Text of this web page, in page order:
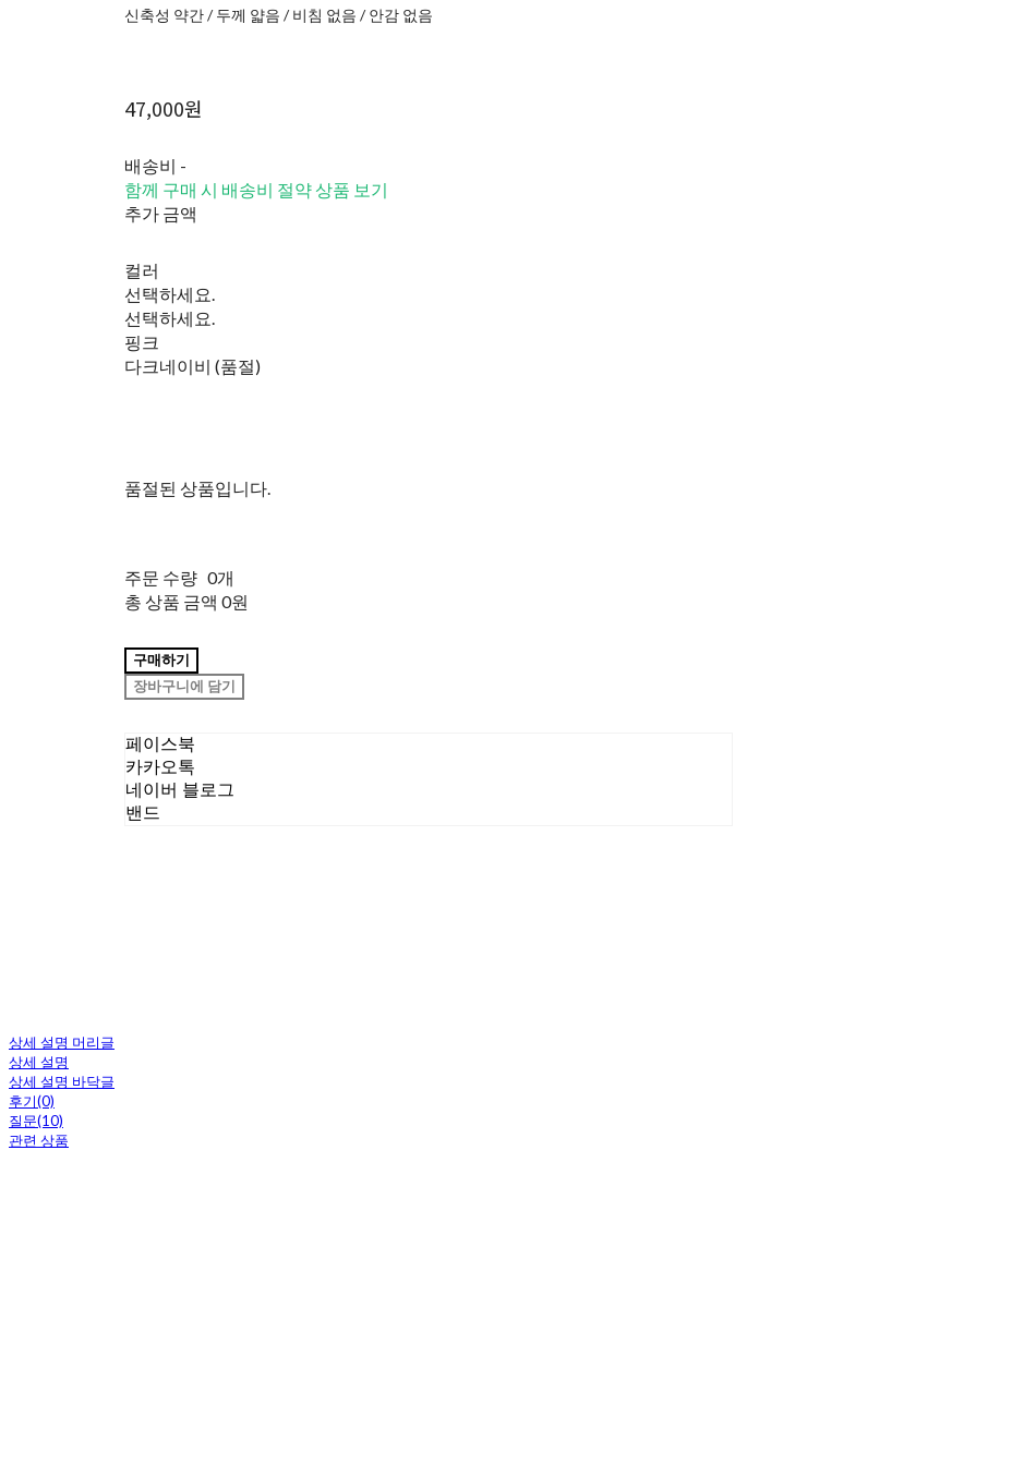
신축성 약간 / 두께 얇음 / 비침 없음 / 안감 없음
47,000원
배송비 -
함께 구매 시 배송비 절약 상품 보기
추가 금액
컬러
선택하세요.
선택하세요.
핑크
다크네이비 (품절)
품절된 상품입니다.
주문 수량 0개
총 상품 금액 0원
구매하기
장바구니에 담기
페이스북
카카오톡
네이버 블로그
밴드
상세 설명 머리글
상세 설명
상세 설명 바닥글
후기(0)
질문(10)
관련 상품